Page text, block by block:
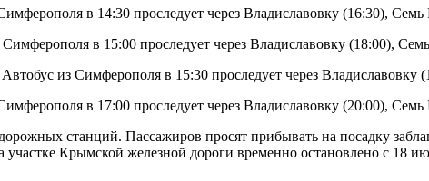
в 14:30 проследует через Владиславовку (16:30), Семь
в 15:00 проследует через Владиславовку (18:00),
из Симферополя в 15:30 проследует через Владиславовку
в 17:00 проследует через Владиславовку (20:00), Семь
станций. Пассажиров просят прибывать на посадку
Крымской железной дороги временно остановлено с 18